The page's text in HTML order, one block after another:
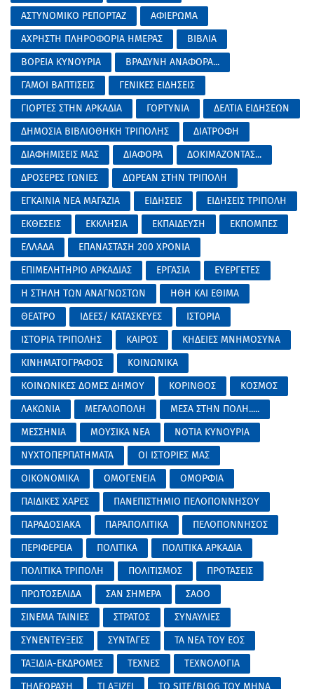
ΑΣΤΥΝΟΜΙΚΟ ΡΕΠΟΡΤΑΖ
ΑΦΙΕΡΩΜΑ
ΑΧΡΗΣΤΗ ΠΛΗΡΟΦΟΡΙΑ ΗΜΕΡΑΣ
ΒΙΒΛΙΑ
ΒΟΡΕΙΑ ΚΥΝΟΥΡΙΑ
ΒΡΑΔΥΝΗ ΑΝΑΦΟΡΑ...
ΓΑΜΟΙ ΒΑΠΤΙΣΕΙΣ
ΓΕΝΙΚΕΣ ΕΙΔΗΣΕΙΣ
ΓΙΟΡΤΕΣ ΣΤΗΝ ΑΡΚΑΔΙΑ
ΓΟΡΤΥΝΙΑ
ΔΕΛΤΙΑ ΕΙΔΗΣΕΩΝ
ΔΗΜΟΣΙΑ ΒΙΒΛΙΟΘΗΚΗ ΤΡΙΠΟΛΗΣ
ΔΙΑΤΡΟΦΗ
ΔΙΑΦΗΜΙΣΕΙΣ ΜΑΣ
ΔΙΑΦΟΡΑ
ΔΟΚΙΜΑΖΟΝΤΑΣ...
ΔΡΟΣΕΡΕΣ ΓΩΝΙΕΣ
ΔΩΡΕΑΝ ΣΤΗΝ ΤΡΙΠΟΛΗ
ΕΓΚΑΙΝΙΑ ΝΕΑ ΜΑΓΑΖΙΑ
ΕΙΔΗΣΕΙΣ
ΕΙΔΗΣΕΙΣ ΤΡΙΠΟΛΗ
ΕΚΘΕΣΕΙΣ
ΕΚΚΛΗΣΙΑ ΕΚΠΑΙΔΕΥΣΗ
ΕΚΠΟΜΠΕΣ
ΕΛΛΑΔΑ
ΕΠΑΝΑΣΤΑΣΗ 200 ΧΡΟΝΙΑ
ΕΠΙΜΕΛΗΤΗΡΙΟ ΑΡΚΑΔΙΑΣ
ΕΡΓΑΣΙΑ
ΕΥΕΡΓΕΤΕΣ
Η ΣΤΗΛΗ ΤΩΝ ΑΝΑΓΝΩΣΤΩΝ
ΗΘΗ ΚΑΙ ΕΘΙΜΑ
ΘΕΑΤΡΟ
ΙΔΕΕΣ/ ΚΑΤΑΣΚΕΥΕΣ
ΙΣΤΟΡΙΑ
ΙΣΤΟΡΙΑ ΤΡΙΠΟΛΗΣ
ΚΑΙΡΟΣ
ΚΗΔΕΙΕΣ ΜΝΗΜΟΣΥΝΑ
ΚΙΝΗΜΑΤΟΓΡΑΦΟΣ
ΚΟΙΝΩΝΙΚΑ
ΚΟΙΝΩΝΙΚΕΣ ΔΟΜΕΣ ΔΗΜΟΥ
ΚΟΡΙΝΘΟΣ
ΚΟΣΜΟΣ
ΛΑΚΩΝΙΑ
ΜΕΓΑΛΟΠΟΛΗ
ΜΕΣΑ ΣΤΗΝ ΠΟΛΗ.....
ΜΕΣΣΗΝΙΑ
ΜΟΥΣΙΚΑ ΝΕΑ
ΝΟΤΙΑ ΚΥΝΟΥΡΙΑ
ΝΥΧΤΟΠΕΡΠΑΤΗΜΑΤΑ
ΟΙ ΙΣΤΟΡΙΕΣ ΜΑΣ
ΟΙΚΟΝΟΜΙΚΑ
ΟΜΟΓΕΝΕΙΑ
ΟΜΟΡΦΙΑ
ΠΑΙΔΙΚΕΣ ΧΑΡΕΣ
ΠΑΝΕΠΙΣΤΗΜΙΟ ΠΕΛΟΠΟΝΝΗΣΟΥ
ΠΑΡΑΔΟΣΙΑΚΑ
ΠΑΡΑΠΟΛΙΤΙΚΑ
ΠΕΛΟΠΟΝΝΗΣΟΣ
ΠΕΡΙΦΕΡΕΙΑ
ΠΟΛΙΤΙΚΑ
ΠΟΛΙΤΙΚΑ ΑΡΚΑΔΙΑ
ΠΟΛΙΤΙΚΑ ΤΡΙΠΟΛΗ
ΠΟΛΙΤΙΣΜΟΣ
ΠΡΟΤΑΣΕΙΣ
ΠΡΩΤΟΣΕΛΙΔΑ
ΣΑΝ ΣΗΜΕΡΑ
ΣΑΟΟ
ΣΙΝΕΜΑ ΤΑΙΝΙΕΣ
ΣΤΡΑΤΟΣ
ΣΥΝΑΥΛΙΕΣ
ΣΥΝΕΝΤΕΥΞΕΙΣ
ΣΥΝΤΑΓΕΣ
ΤΑ ΝΕΑ ΤΟΥ ΕΟΣ
ΤΑΞΙΔΙΑ-ΕΚΔΡΟΜΕΣ
ΤΕΧΝΕΣ
ΤΕΧΝΟΛΟΓΙΑ